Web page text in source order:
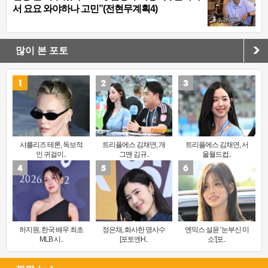
서 요요 와야하나 고민”(전현무계획4)
많이 본 포토
샤를리즈 테론, 독보적
인 귀걸이..
트리플에스 김채연, 개
그맨 김규..
트리플에스 김채연, 서
울월드컵..
하지원, 한국 배우 최초
MLB 시..
정은채, 화사한 명사수
[포토엔H..
엔믹스 설윤 ‘눈부신 미
소’[포..